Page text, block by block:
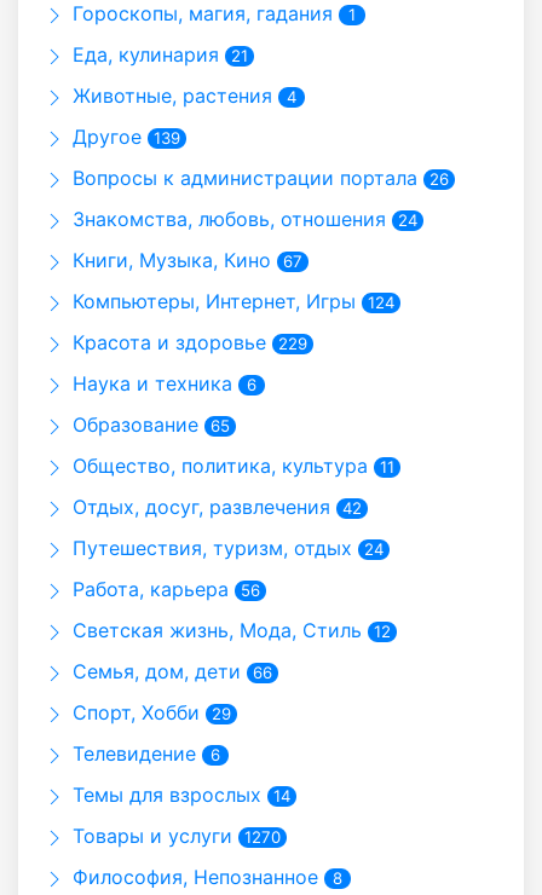
Гороскопы, магия, гадания 1
Еда, кулинария 21
Животные, растения 4
Другое 139
Вопросы к администрации портала 26
Знакомства, любовь, отношения 24
Книги, Музыка, Кино 67
Компьютеры, Интернет, Игры 124
Красота и здоровье 229
Наука и техника 6
Образование 65
Общество, политика, культура 11
Отдых, досуг, развлечения 42
Путешествия, туризм, отдых 24
Работа, карьера 56
Светская жизнь, Мода, Стиль 12
Семья, дом, дети 66
Спорт, Хобби 29
Телевидение 6
Темы для взрослых 14
Товары и услуги 1270
Философия, Непознанное 8